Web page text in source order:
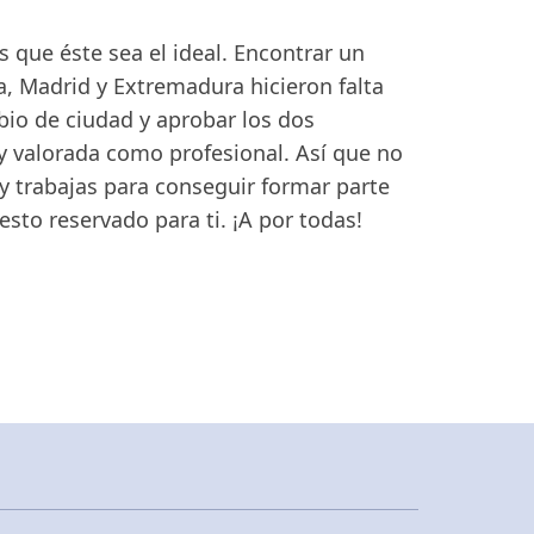
que éste sea el ideal. Encontrar un
Madrid y Extremadura hicieron falta
de ciudad y aprobar los dos
como profesional. Así que no
trabajas para conseguir formar parte
reservado para ti. ¡A por todas!